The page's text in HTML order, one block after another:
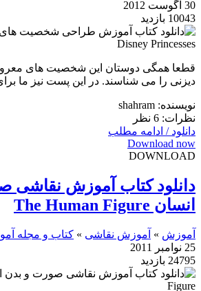
30 آگوست 2012
10043 بازدید
قطعا همگی دوستان این شخصیت های
دیزنی را می شناسند. در این پست نیز ما
نویسنده: shahram
نظرات: 6 نظر
دانلود / ادامه مطلب
Download now
DOWNLOAD
دانلود کتاب آموزش نقاشی
انسان The Human Figure
آموزش » آموزش نقاشی » کتاب و مجله
25 نوامبر 2011
24795 بازدید